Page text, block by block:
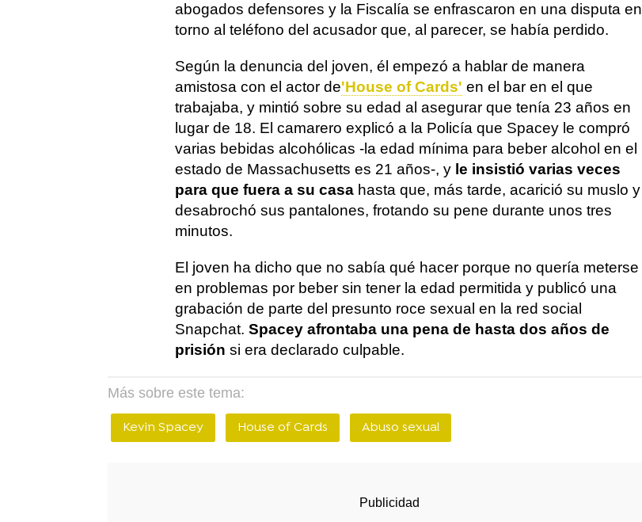
abogados defensores y la Fiscalía se enfrascaron en una disputa en
torno al teléfono del acusador que, al parecer, se había perdido.
Según la denuncia del joven, él empezó a hablar de manera
amistosa con el actor de'House of Cards' en el bar en el que
trabajaba, y mintió sobre su edad al asegurar que tenía 23 años en
lugar de 18. El camarero explicó a la Policía que Spacey le compró
varias bebidas alcohólicas -la edad mínima para beber alcohol en el
estado de Massachusetts es 21 años-, y le insistió varias veces
para que fuera a su casa hasta que, más tarde, acarició su muslo y
desabrochó sus pantalones, frotando su pene durante unos tres
minutos.
El joven ha dicho que no sabía qué hacer porque no quería meterse
en problemas por beber sin tener la edad permitida y publicó una
grabación de parte del presunto roce sexual en la red social
Snapchat. Spacey afrontaba una pena de hasta dos años de
prisión si era declarado culpable.
Más sobre este tema:
Kevin Spacey House of Cards Abuso sexual